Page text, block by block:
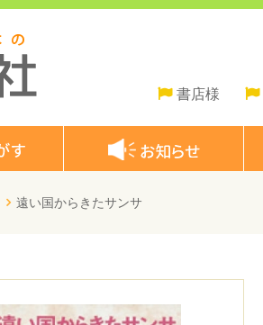
書店様
遠い国からきたサンサ